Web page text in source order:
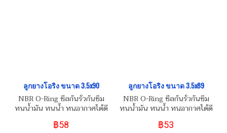
ลูกยางโอริง ขนาด 3.5x90
NBR O-Ring ซีลกันรั่วกันซึม
ทนน้ำมัน ทนน้ำ ทนอากาศได้ดี
฿58
ลูกยางโอริง ขนาด 3.5x89
NBR O-Ring ซีลกันรั่วกันซึม
ทนน้ำมัน ทนน้ำ ทนอากาศได้ดี
฿53